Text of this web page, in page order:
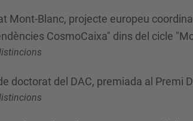
Mont-Blanc, projecte europeu
CosmoCaixa" dins del cicle
doctorat del DAC, premiada al Premi